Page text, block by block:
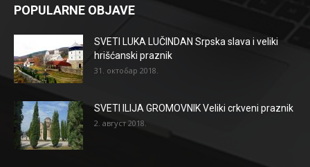
POPULARNE OBJAVE
SVETI LUKA LUČINDAN Srpska slava i veliki
hrišćanski praznik
31. октобар 2018.
SVETI ILIJA GROMOVNIK Veliki crkveni praznik
2. август 2018.